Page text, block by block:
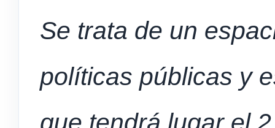
Se trata de un
políticas públicas y